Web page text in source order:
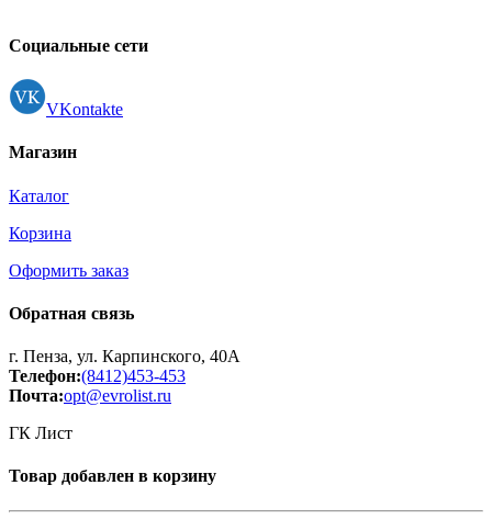
Регистрация
Социальные сети
VKontakte
Магазин
Каталог
Корзина
Оформить заказ
Обратная связь
г. Пенза, ул. Карпинского, 40А
Телефон:(8412)453-453
Почта:opt@evrolist.ru
ГК Лист
Товар добавлен в корзину